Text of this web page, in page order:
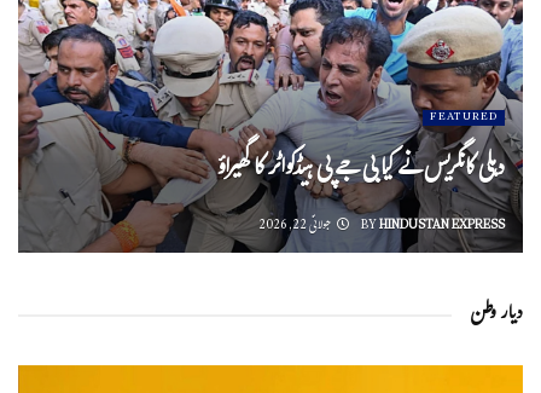
FEATURED
دہلی کانگریس نے کیا بی جے پی ہیڈکواٹر کا گھیراؤ
BYHINDUSTAN EXPRESS جولائی 22, 2026
دیار وطن